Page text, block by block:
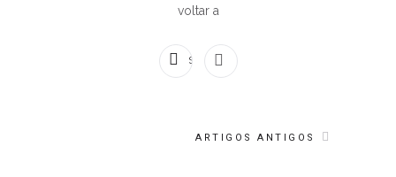
voltar a
SEM COMENTÁRIOS
ARTIGOS ANTIGOS